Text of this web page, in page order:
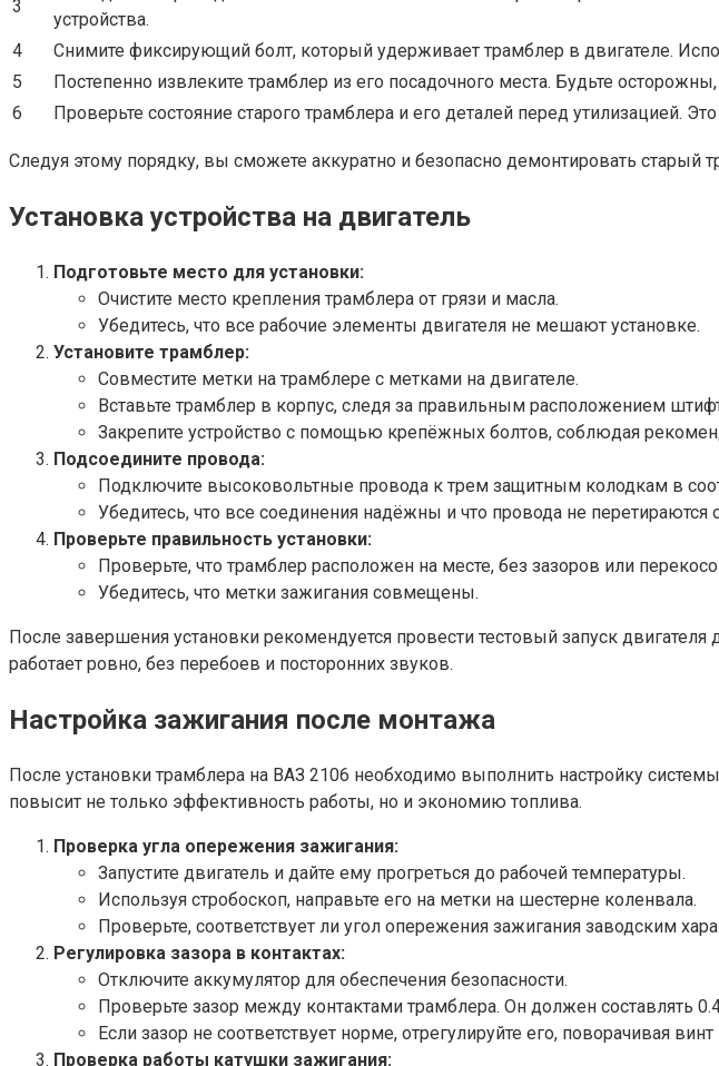
3
устройства.
4
Снимите фиксирующий болт, который удерживает трамблер в двигателе.
5
Постепенно извлеките трамблер из его посадочного места. Будьте
6
Проверьте состояние старого трамблера и его деталей перед утилизацией.
Следуя этому порядку, вы сможете аккуратно и безопасно демонтировать старый
Установка устройства на двигатель
Подготовьте место для установки:
Очистите место крепления трамблера от грязи и масла.
Убедитесь, что все рабочие элементы двигателя не мешают установке.
Установите трамблер:
Совместите метки на трамблере с метками на двигателе.
Вставьте трамблер в корпус, следя за правильным расположением
Закрепите устройство с помощью крепёжных болтов, соблюдая
Подсоедините провода:
Подключите высоковольтные провода к трем защитным колодкам в
Убедитесь, что все соединения надёжны и что провода не перетираются
Проверьте правильность установки:
Проверьте, что трамблер расположен на месте, без зазоров или
Убедитесь, что метки зажигания совмещены.
После завершения установки рекомендуется провести тестовый запуск
работает ровно, без перебоев и посторонних звуков.
Настройка зажигания после монтажа
После установки трамблера на ВАЗ 2106 необходимо выполнить настройку
повысит не только эффективность работы, но и экономию топлива.
Проверка угла опережения зажигания:
Запустите двигатель и дайте ему прогреться до рабочей температуры.
Используя стробоскоп, направьте его на метки на шестерне коленвала.
Проверьте, соответствует ли угол опережения зажигания заводским
Регулировка зазора в контактах:
Отключите аккумулятор для обеспечения безопасности.
Проверьте зазор между контактами трамблера. Он должен составлять
Если зазор не соответствует норме, отрегулируйте его, поворачивая
Проверка работы катушки зажигания: